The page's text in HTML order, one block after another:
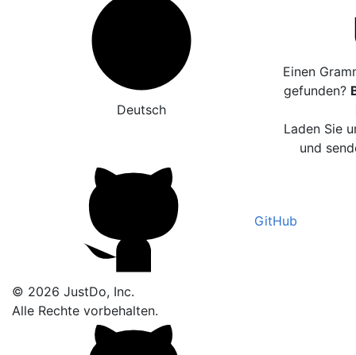
Deutsch
Einen
gefunden?
Laden Sie
und
GitHub
© 2026 JustDo, Inc.
Alle Rechte vorbehalten.